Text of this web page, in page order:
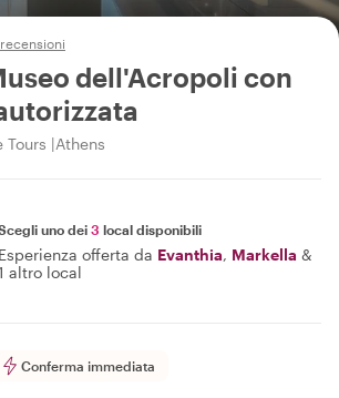
dell'Acropoli con
Tours Athens
uno dei 3 local disponibili
Esperienza offerta da Evanthia, Markella &
altro local
Conferma immediata